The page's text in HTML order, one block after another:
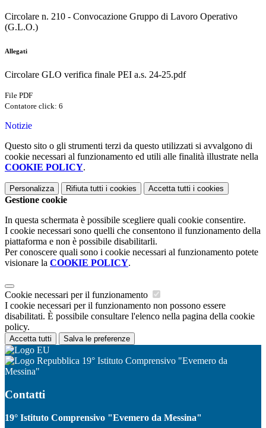
Circolare n. 210 - Convocazione Gruppo di Lavoro Operativo
(G.L.O.)
Allegati
Circolare GLO verifica finale PEI a.s. 24-25.pdf
File PDF
Contatore click: 6
Notizie
Questo sito o gli strumenti terzi da questo utilizzati si avvalgono di
cookie necessari al funzionamento ed utili alle finalità illustrate nella
COOKIE POLICY.
Personalizza Rifiuta tutti i cookies Accetta tutti i cookies
Gestione cookie
In questa schermata è possibile scegliere quali cookie consentire.
I cookie necessari sono quelli che consentono il funzionamento della
piattaforma e non è possibile disabilitarli.
Per conoscere quali sono i cookie necessari al funzionamento potete
visionare la COOKIE POLICY.
Cookie necessari per il funzionamento
I cookie necessari per il funzionamento non possono essere
disabilitati. È possibile consultare l'elenco nella pagina della cookie
policy.
Accetta tutti Salva le preferenze
19° Istituto Comprensivo "Evemero da
Messina"
Contatti
19° Istituto Comprensivo "Evemero da Messina"